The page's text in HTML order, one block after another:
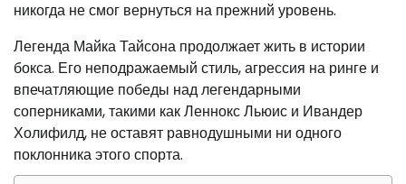
никогда не смог вернуться на прежний уровень.
Легенда Майка Тайсона продолжает жить в истории
бокса. Его неподражаемый стиль, агрессия на ринге и
впечатляющие победы над легендарными
соперниками, такими как Леннокс Льюис и Ивандер
Холифилд, не оставят равнодушными ни одного
поклонника этого спорта.